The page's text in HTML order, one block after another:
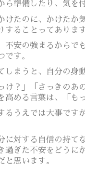
ら準備したり、気を
けたのに、かけたか
することってあります
不安の強まるからで
です。
しまうと、自分の身
け？」「さっきの
高める言葉は、「
るうえでは大事です
に対する自信の持
過ぎた不安をどうに
と思います。